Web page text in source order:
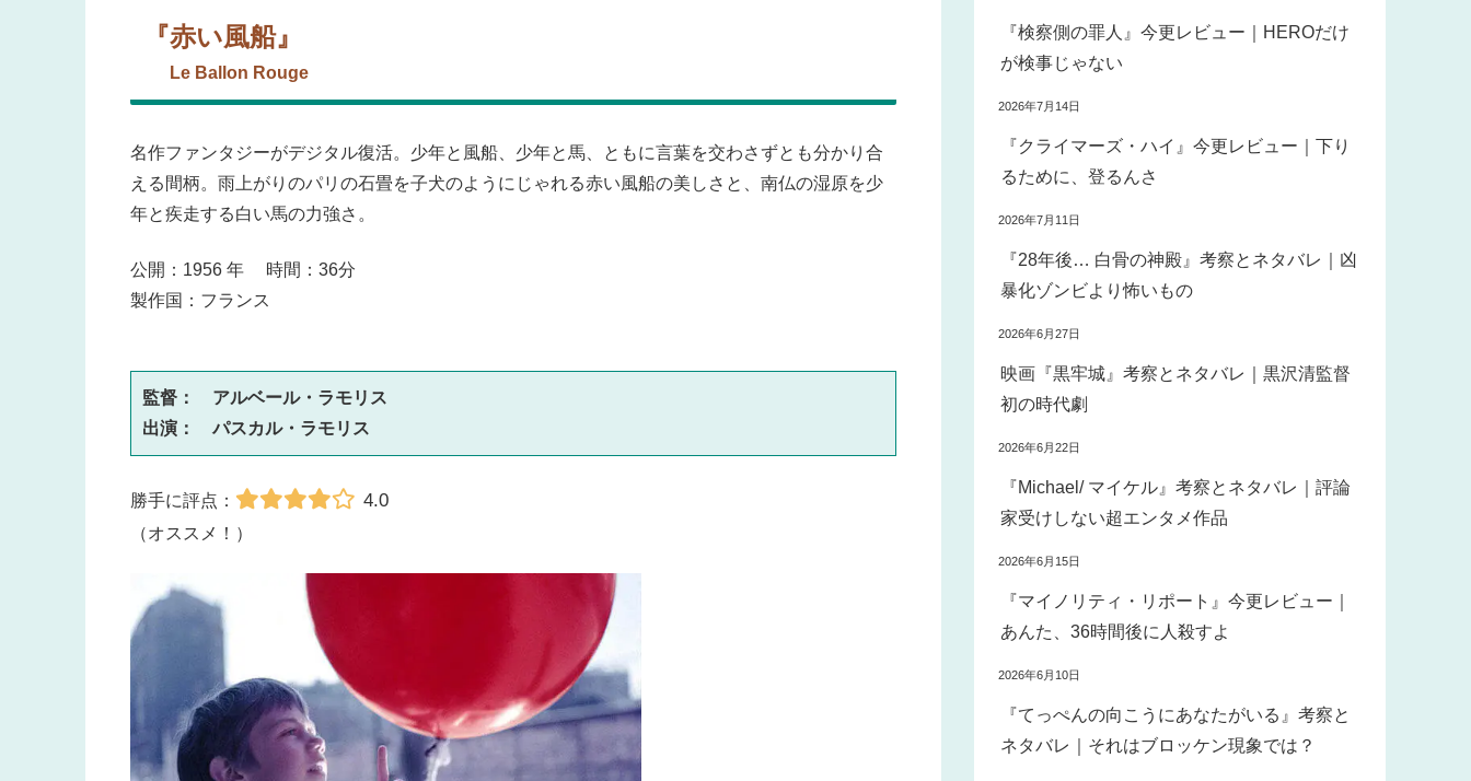
『赤い風船』
Le Ballon Rouge
名作ファンタジーがデジタル復活。少年と風船、少年と馬、ともに言葉を交わさずとも分かり合
える間柄。雨上がりのパリの石畳を子犬のようにじゃれる赤い風船の美しさと、南仏の湿原を少
年と疾走する白い馬の力強さ。
公開：1956 年 時間：36分
製作国：フランス
監督：　アルベール・ラモリス
出演：　パスカル・ラモリス
勝手に評点： 4.0
（オススメ！）
『検察側の罪人』今更レビュー｜HEROだけ
が検事じゃない
2026年7月14日
『クライマーズ・ハイ』今更レビュー｜下り
るために、登るんさ
2026年7月11日
『28年後… 白骨の神殿』考察とネタバレ｜凶
暴化ゾンビより怖いもの
2026年6月27日
映画『黒牢城』考察とネタバレ｜黒沢清監督
初の時代劇
2026年6月22日
『Michael/ マイケル』考察とネタバレ｜評論
家受けしない超エンタメ作品
2026年6月15日
『マイノリティ・リポート』今更レビュー｜
あんた、36時間後に人殺すよ
2026年6月10日
『てっぺんの向こうにあなたがいる』考察と
ネタバレ｜それはブロッケン現象では？